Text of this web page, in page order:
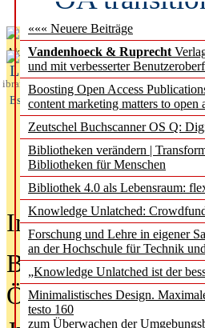
««« Neuere Beiträge
Vandenhoeck & Ruprecht
und mit verbesserter
Boosting Open Access
content marketing matters to open
Zeutschel Buchscanner OS Q:
Bibliotheken verändern |
Bibliotheken für Menschen
Bibliothek 4.0 als Lebensraum:
Knowledge Unlatched:
Forschung und Lehre in eigener
an der Hochschule für Technik
„Knowledge Unlatched ist der
Minimalistisches Design.
testo 160
zum Überwachen der
Aktuelles aus
L
ibrary
Essentials
In der Ausgabe
Bürgerforum
Öffentlichkeit